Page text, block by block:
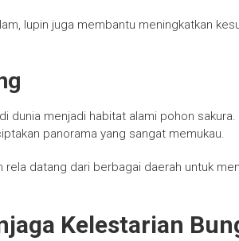
lupin juga membantu meningkatkan
dunia menjadi habitat alami pohon
panorama yang sangat memukau.
rela datang dari berbagai daerah untuk
Kelestarian